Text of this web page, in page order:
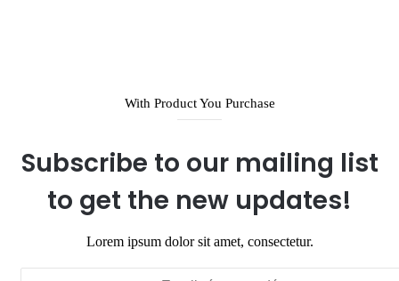
With Product You Purchase
Subscribe to our mailing list
to get the new updates!
Lorem ipsum dolor sit amet, consectetur.